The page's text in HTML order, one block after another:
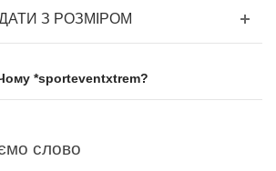
З РОЗМІРОМ
*sporteventxtrem?
слово